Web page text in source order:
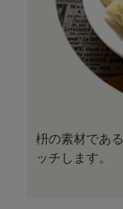
枡の素材であ
ッチします。